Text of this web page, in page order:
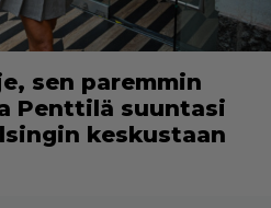
sen paremmin
Penttilä suuntasi
keskustaan